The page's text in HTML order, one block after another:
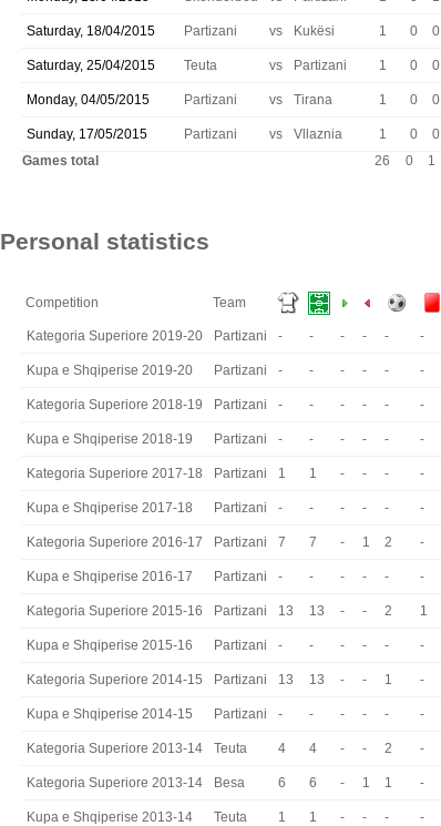
Saturday, 18/04/2015 Partizani vs Kukësi 1 0 0
Saturday, 25/04/2015 Teuta vs Partizani 1 0 0
Monday, 04/05/2015 Partizani vs Tirana 1 0 0
Sunday, 17/05/2015 Partizani vs Vllaznia 1 0 0
Games total
26 0 1
Personal statistics
Competition Team
Kategoria Superiore 2019-20 Partizani - - - - - -
Kupa e Shqiperise 2019-20 Partizani - - - - - -
Kategoria Superiore 2018-19 Partizani - - - - - -
Kupa e Shqiperise 2018-19 Partizani - - - - - -
Kategoria Superiore 2017-18 Partizani 1 1 - - - -
Kupa e Shqiperise 2017-18 Partizani - - - - - -
Kategoria Superiore 2016-17 Partizani 7 7 - 1 2 -
Kupa e Shqiperise 2016-17 Partizani - - - - - -
Kategoria Superiore 2015-16 Partizani 13 13 - - 2 1
Kupa e Shqiperise 2015-16 Partizani - - - - - -
Kategoria Superiore 2014-15 Partizani 13 13 - - 1 -
Kupa e Shqiperise 2014-15 Partizani - - - - - -
Kategoria Superiore 2013-14 Teuta 4 4 - - 2 -
Kategoria Superiore 2013-14 Besa 6 6 - 1 1 -
Kupa e Shqiperise 2013-14 Teuta 1 1 - - - -